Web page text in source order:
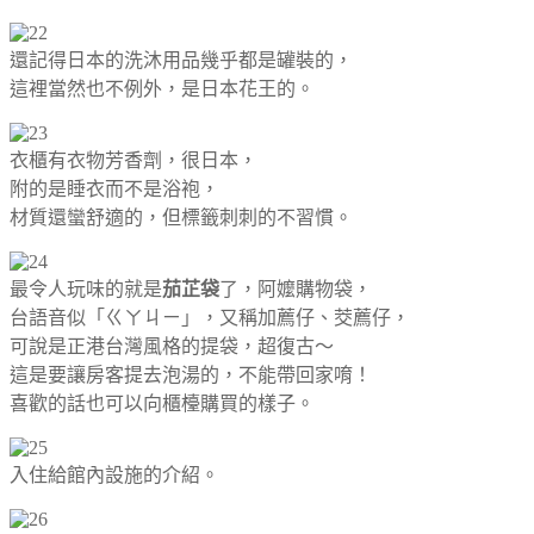
還記得日本的洗沐用品幾乎都是罐裝的，
這裡當然也不例外，是日本花王的。
衣櫃有衣物芳香劑，很日本，
附的是睡衣而不是浴袍，
材質還蠻舒適的，但標籤刺刺的不習慣。
最令人玩味的就是茄芷袋了，阿嬤購物袋，
台語音似「ㄍㄚㄐㄧ」，又稱加薦仔、茭薦仔，
可說是正港台灣風格的提袋，超復古～
這是要讓房客提去泡湯的，不能帶回家唷！
喜歡的話也可以向櫃檯購買的樣子。
入住給館內設施的介紹。